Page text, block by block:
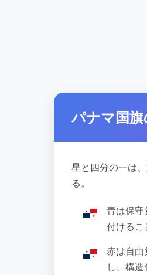
パナマ国
星と四分の一は
る。
青は保守
付けるこ
赤は自由
し、構